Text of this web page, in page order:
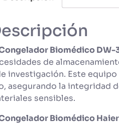
Biomédico DW-
de
investigación. Este
asegurando la integridad
sensibles.
Biomédico